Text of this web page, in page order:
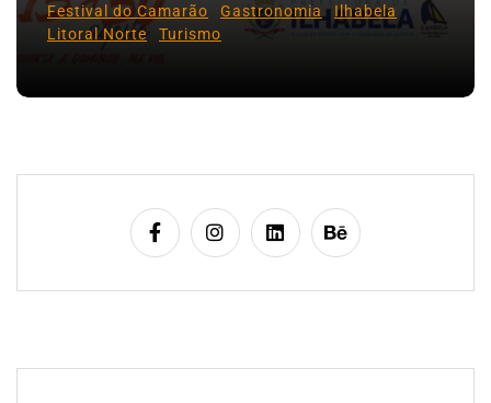
Festival do Camarão
Gastronomia
Ilhabela
Litoral Norte
Turismo